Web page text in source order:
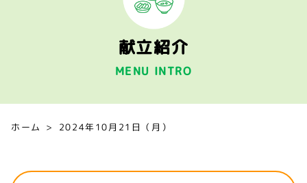
献立紹介
MENU INTRO
ホーム 2024年10月21日（月）